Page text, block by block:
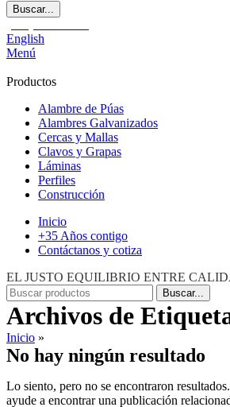
Buscar...
English
Menú
Productos
Alambre de Púas
Alambres Galvanizados
Cercas y Mallas
Clavos y Grapas
Láminas
Perfiles
Construcción
Inicio
+35 Años contigo
Contáctanos y cotiza
EL JUSTO EQUILIBRIO ENTRE
Buscar...
Archivos de
Inicio »
No hay ningún resultado
Lo siento, pero no se encontraron
ayude a encontrar una publicación